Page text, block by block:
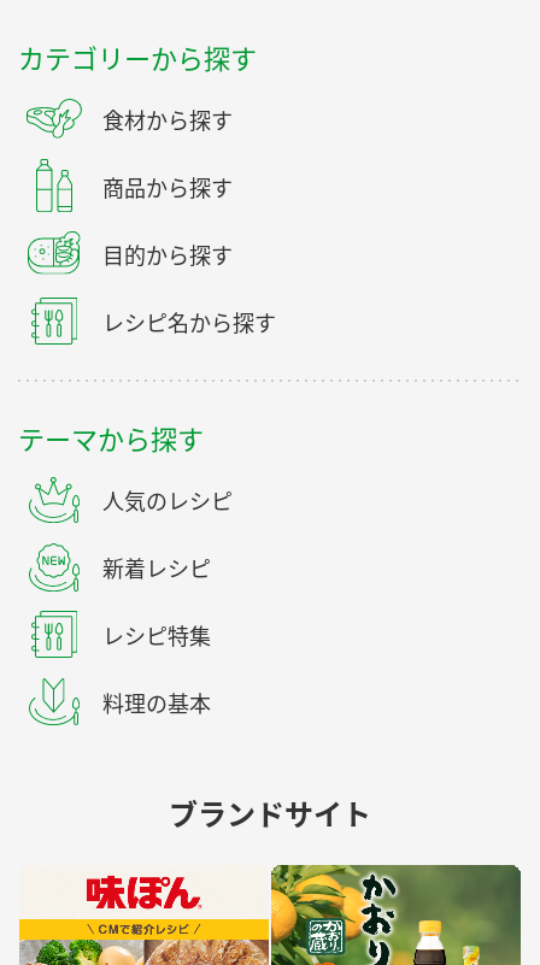
カテゴリーから探す
食材から探す
商品から探す
目的から探す
レシピ名から探す
テーマから探す
人気のレシピ
新着レシピ
レシピ特集
料理の基本
ブランドサイト